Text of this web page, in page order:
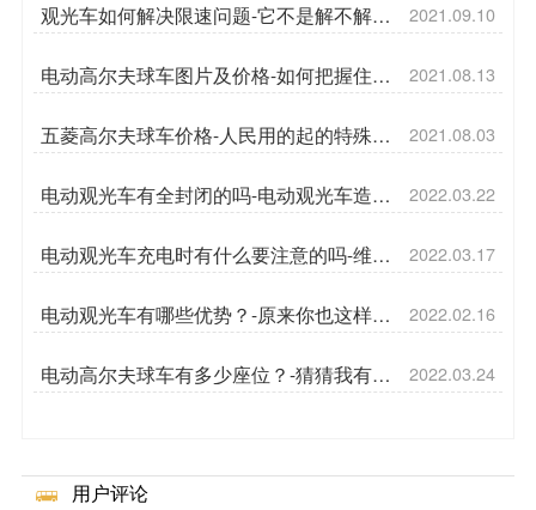
观光车如何解决限速问题-它不是解不解决
的问题，它是那种[五菱]
2021.09.10
电动高尔夫球车图片及价格-如何把握住高
尔夫市场[五菱]
2021.08.13
五菱高尔夫球车价格-人民用的起的特殊场
地车[五菱]
2021.08.03
电动观光车有全封闭的吗-电动观光车造型
[五菱]
2022.03.22
电动观光车充电时有什么要注意的吗-维护
电动观光车[五菱]
2022.03.17
电动观光车有哪些优势？-原来你也这样选
[五菱]
2022.02.16
电动高尔夫球车有多少座位？-猜猜我有多
能装[五菱]
2022.03.24
用户评论